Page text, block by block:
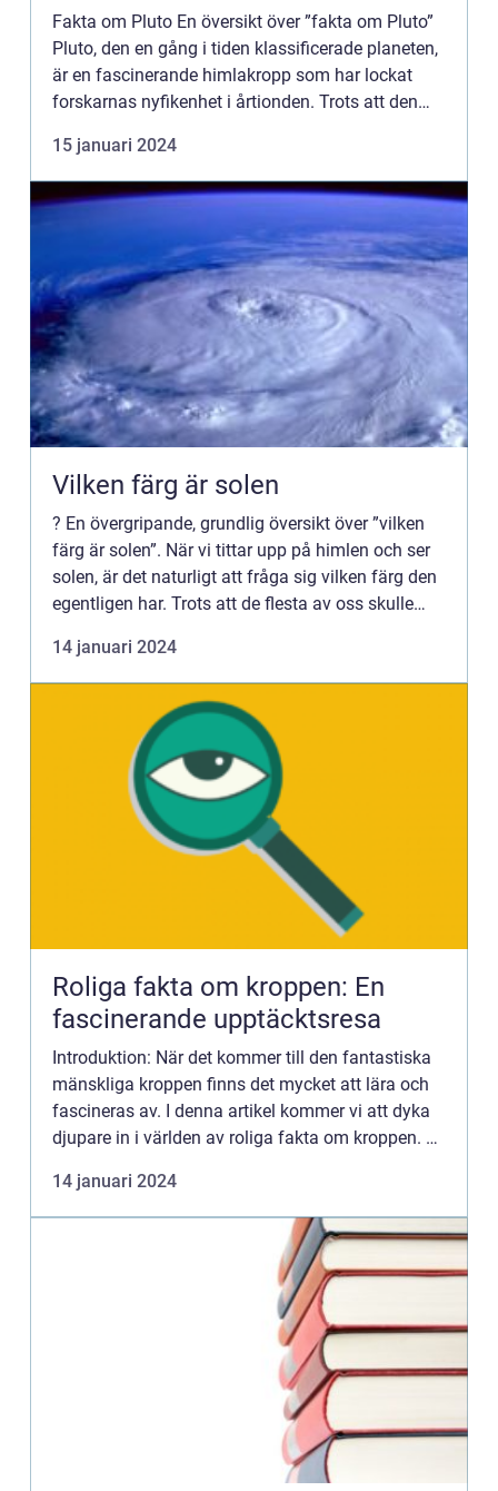
Fakta om Pluto En översikt över ”fakta om Pluto”
Pluto, den en gång i tiden klassificerade planeten,
är en fascinerande himlakropp som har lockat
forskarnas nyfikenhet i årtionden. Trots att den
15 januari 2024
Vilken färg är solen
? En övergripande, grundlig översikt över ”vilken
färg är solen”. När vi tittar upp på himlen och ser
solen, är det naturligt att fråga sig vilken färg den
egentligen har. Trots att de flesta av oss skulle
14 januari 2024
Roliga fakta om kroppen: En
fascinerande upptäcktsresa
Introduktion: När det kommer till den fantastiska
mänskliga kroppen finns det mycket att lära och
fascineras av. I denna artikel kommer vi att dyka
djupare in i världen av roliga fakta om kroppen. Vi
oli...
14 januari 2024